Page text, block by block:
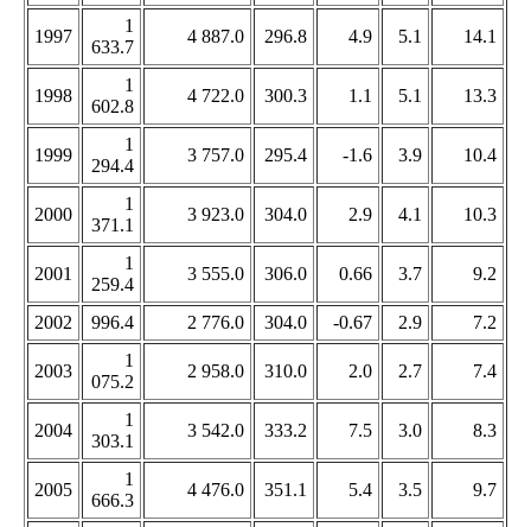
1997
1
633.7
4 887.0 296.8 4.9 5.1 14.1
1998
1
602.8
4 722.0 300.3 1.1 5.1 13.3
1999
1
294.4
3 757.0 295.4 -1.6 3.9 10.4
2000
1
371.1
3 923.0 304.0 2.9 4.1 10.3
2001
1
259.4
3 555.0 306.0 0.66 3.7 9.2
2002 996.4 2 776.0 304.0 -0.67 2.9 7.2
2003
1
075.2
2 958.0 310.0 2.0 2.7 7.4
2004
1
303.1
3 542.0 333.2 7.5 3.0 8.3
2005
1
666.3
4 476.0 351.1 5.4 3.5 9.7